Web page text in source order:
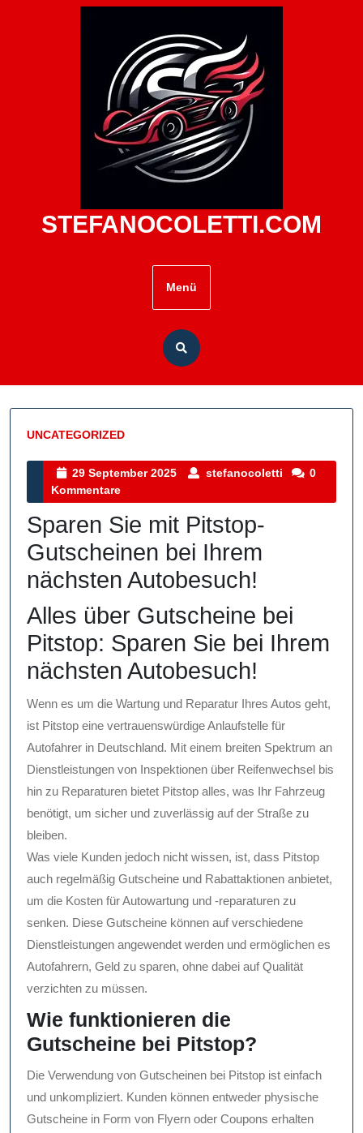
STEFANOCOLETTI.COM
Menü
UNCATEGORIZED
Kategorie
29 September 2025
29
2025
stefanocoletti stefanocoletti
0
Kommentare
Sparen Sie mit Pitstop-
Gutscheinen bei Ihrem
nächsten Autobesuch!
Alles über Gutscheine bei
Pitstop: Sparen Sie bei Ihrem
nächsten Autobesuch!
Wenn es um die Wartung und Reparatur Ihres Autos geht,
ist Pitstop eine vertrauenswürdige Anlaufstelle für
Autofahrer in Deutschland. Mit einem breiten Spektrum an
Dienstleistungen von Inspektionen über Reifenwechsel bis
hin zu Reparaturen bietet Pitstop alles, was Ihr Fahrzeug
benötigt, um sicher und zuverlässig auf der Straße zu
bleiben.
Was viele Kunden jedoch nicht wissen, ist, dass Pitstop
auch regelmäßig Gutscheine und Rabattaktionen anbietet,
um die Kosten für Autowartung und -reparaturen zu
senken. Diese Gutscheine können auf verschiedene
Dienstleistungen angewendet werden und ermöglichen es
Autofahrern, Geld zu sparen, ohne dabei auf Qualität
verzichten zu müssen.
Wie funktionieren die
Gutscheine bei Pitstop?
Die Verwendung von Gutscheinen bei Pitstop ist einfach
und unkompliziert. Kunden können entweder physische
Gutscheine in Form von Flyern oder Coupons erhalten